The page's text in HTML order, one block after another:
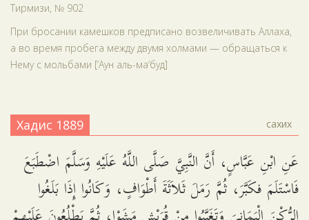
Тирмизи, № 902
При бросании камешков предписано возвеличивать Аллаха,
а во время пробега между двумя холмами — обращаться к
Нему с мольбами [‘Аун аль-ма‘буд]
Хадис 1889 сахих
عَنِ ابْنِ عَبَّاسٍ، أَنَّ النَّبِيَّ صَلَّى اللَّهُ عَلَيْهِ وَسَلَّمَ اضْطَبَعَ
فَاسْتَلَمَ فكَبَّرَ، ثُمَّ رَمَلَ ثَلاَثَةَ أَطْوَافٍ، وَكَانُوا إِذَا بَلَغُوا